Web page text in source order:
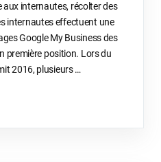
aux internautes, récolter des
internautes effectuent une
Google My Business des
première position. Lors du
2016, plusieurs …